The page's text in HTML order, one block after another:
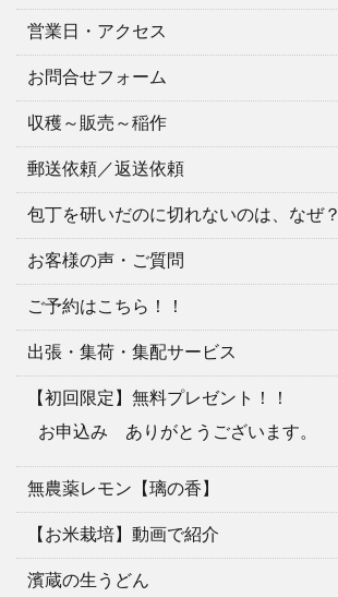
営業日・アクセス
お問合せフォーム
収穫～販売～稲作
郵送依頼／返送依頼
包丁を研いだのに切れないのは、なぜ？
お客様の声・ご質問
ご予約はこちら！！
出張・集荷・集配サービス
【初回限定】無料プレゼント！！
お申込み ありがとうございます。
無農薬レモン【璃の香】
【お米栽培】動画で紹介
濱蔵の生うどん